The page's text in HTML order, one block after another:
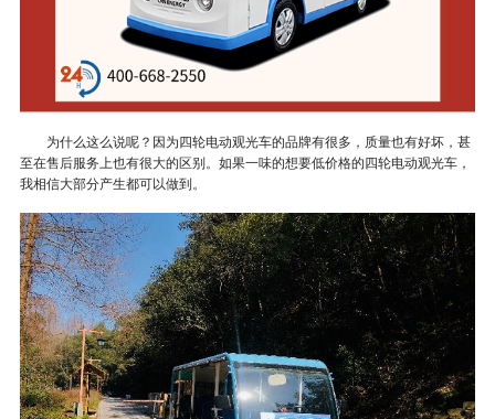
为什么这么说呢？因为四轮电动观光车的品牌有很多，质量也有好坏，甚
至在售后服务上也有很大的区别。如果一味的想要低价格的四轮电动观光车，
我相信大部分产生都可以做到。